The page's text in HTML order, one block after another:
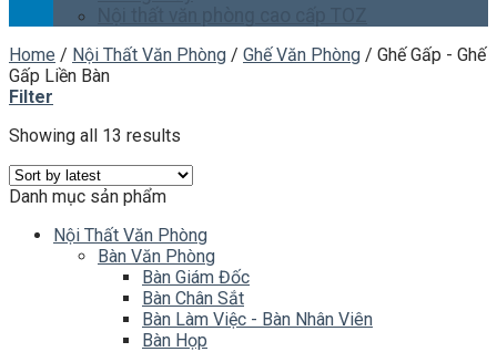
Home / Nội Thất Văn Phòng / Ghế Văn Phòng / Ghế Gấp - Ghế
Gấp Liền Bàn
Filter
Showing all 13 results
Danh mục sản phẩm
Nội Thất Văn Phòng
Bàn Văn Phòng
Bàn Giám Đốc
Bàn Chân Sắt
Bàn Làm Việc - Bàn Nhân Viên
Bàn Họp